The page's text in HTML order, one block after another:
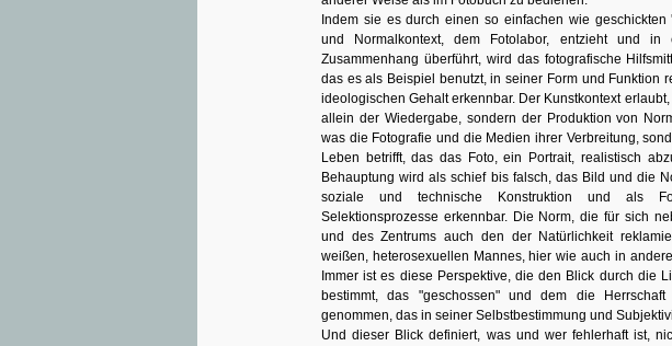
Indem sie es durch einen so einfachen wie geschickten
und Normalkontext, dem Fotolabor, entzieht und in
Zusammenhang überführt, wird das fotografische
das es als Beispiel benutzt, in seiner Form und Funktion
ideologischen Gehalt erkennbar. Der Kunstkontext
allein der Wiedergabe, sondern der Produktion von
was die Fotografie und die Medien ihrer Verbreitung,
Leben betrifft, das das Foto, ein Portrait, realistisch
Behauptung wird als schief bis falsch, das Bild und die
soziale und technische Konstruktion und als
Selektionsprozesse erkennbar. Die Norm, die für sich
und des Zentrums auch den der Natürlichkeit
weißen, heterosexuellen Mannes, hier wie auch in
Immer ist es diese Perspektive, die den Blick durch die
bestimmt, das "geschossen" und dem die
genommen, das in seiner Selbstbestimmung und
Und dieser Blick definiert, was und wer fehlerhaft ist,